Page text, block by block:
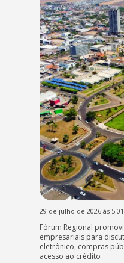
29 de julho de 2026 às
Fórum Regional
empresariais para
eletrônico, compras
acesso ao crédito